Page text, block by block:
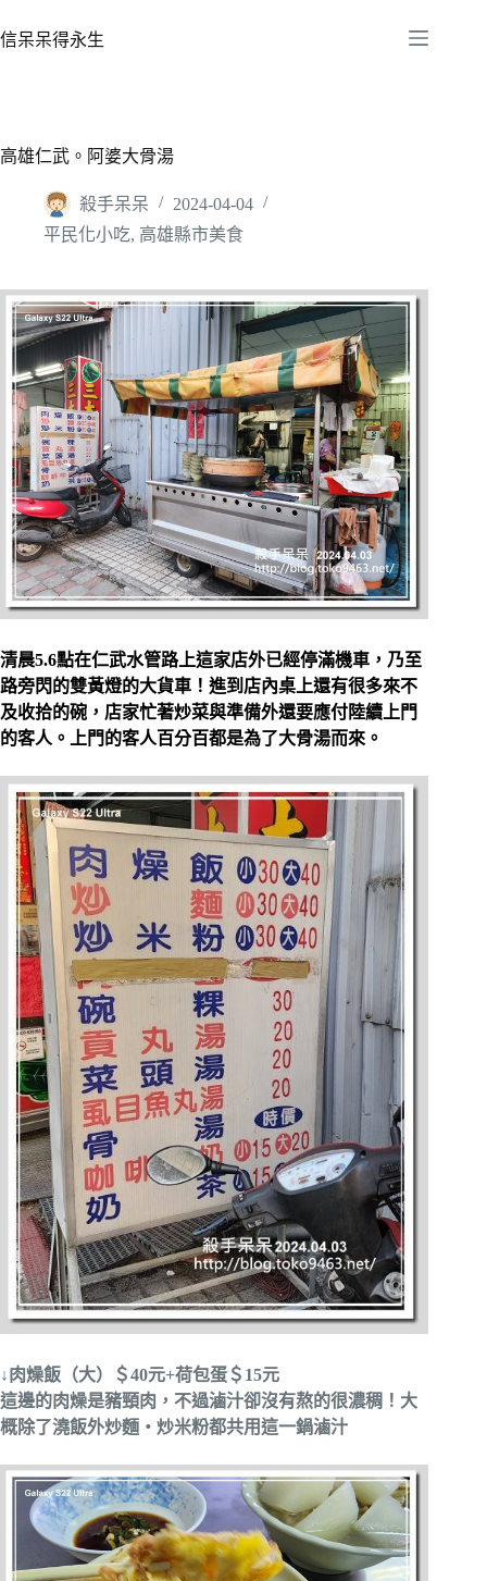
至
容
信呆呆得永生
高雄仁武。阿婆大骨湯
殺手呆呆
2024-04-04
平民化小吃, 高雄縣市美食
清晨5.6點在仁武水管路上這家店外已經停滿機車，乃至
路旁閃的雙黃燈的大貨車！進到店內桌上還有很多來不
及收拾的碗，店家忙著炒菜與準備外還要應付陸續上門
的客人。上門的客人百分百都是為了大骨湯而來。
↓肉燥飯（大）＄40元+荷包蛋＄15元
這邊的肉燥是豬頸肉，不過滷汁卻沒有熬的很濃稠！大
概除了澆飯外炒麵‧炒米粉都共用這一鍋滷汁